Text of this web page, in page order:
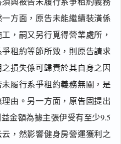
方面，原告未能繼續裝潢係
，嗣又另行覓得營業處所，
租約等節所致，則原告請求
損失係可歸責於其自身之因
履行系爭租約義務無關，是
由。另一方面，原告固提出
金額為據主張伊受有至少9.5
，然影響健身房營運獲利之